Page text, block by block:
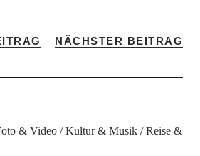
NÄCHSTER BEITRAG
& Video Kultur & Musik
Reise &